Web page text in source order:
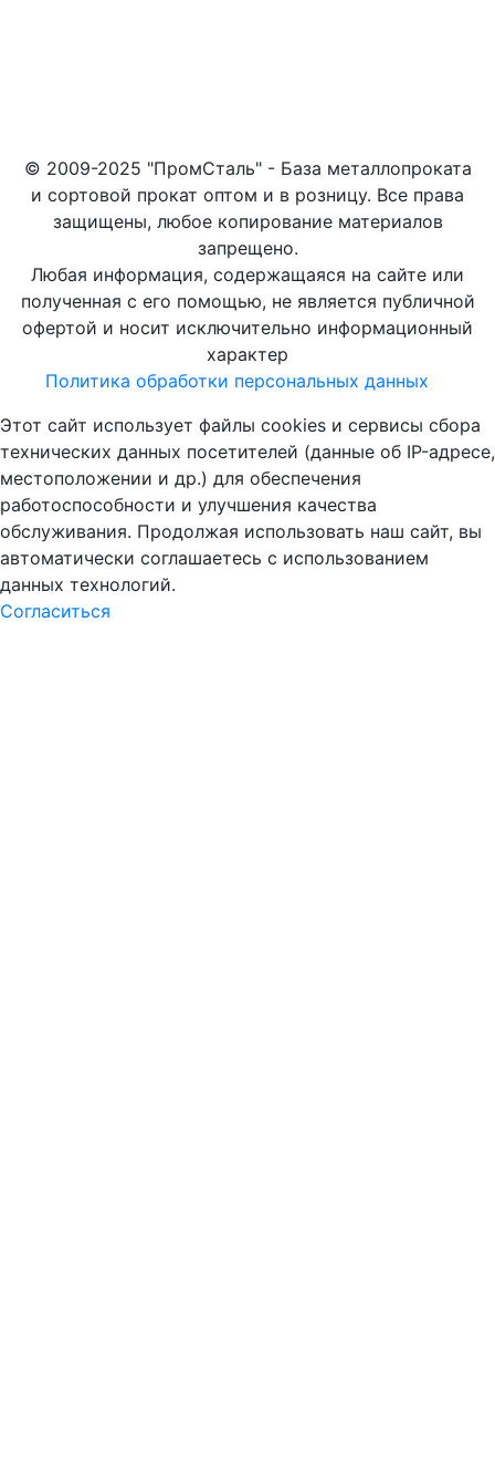
© 2009-2025 "ПромСталь" - База металлопроката
и сортовой прокат оптом и в розницу. Все права
защищены, любое копирование материалов
запрещено.
Любая информация, содержащаяся на сайте или
полученная с его помощью, не является публичной
офертой и носит исключительно информационный
характер
Политика обработки персональных данных
Этот сайт использует файлы cookies и сервисы сбора
технических данных посетителей (данные об IP-адресе,
местоположении и др.) для обеспечения
работоспособности и улучшения качества
обслуживания. Продолжая использовать наш сайт, вы
автоматически соглашаетесь с использованием
данных технологий.
Согласиться